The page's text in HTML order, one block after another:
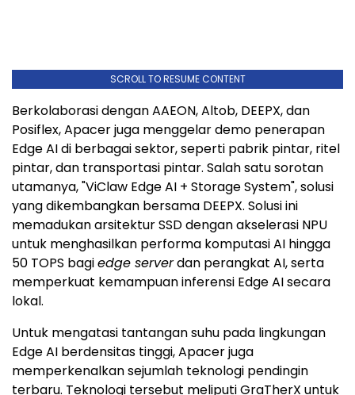
SCROLL TO RESUME CONTENT
Berkolaborasi dengan AAEON, Altob, DEEPX, dan
Posiflex, Apacer juga menggelar demo penerapan
Edge AI di berbagai sektor, seperti pabrik pintar, ritel
pintar, dan transportasi pintar. Salah satu sorotan
utamanya, "ViClaw Edge AI + Storage System", solusi
yang dikembangkan bersama DEEPX. Solusi ini
memadukan arsitektur SSD dengan akselerasi NPU
untuk menghasilkan performa komputasi AI hingga
50 TOPS bagiedge serverdan perangkat AI, serta
memperkuat kemampuan inferensi Edge AI secara
lokal.
Untuk mengatasi tantangan suhu pada lingkungan
Edge AI berdensitas tinggi, Apacer juga
memperkenalkan sejumlah teknologi pendingin
terbaru. Teknologi tersebut meliputi GraTherX untuk